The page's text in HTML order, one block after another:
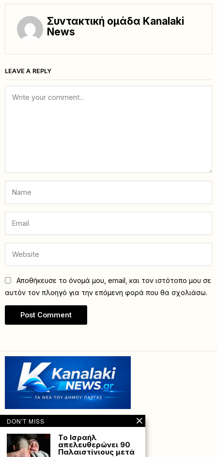
Συντακτική ομάδα Kanalaki
News
LEAVE A REPLY
Αποθήκευσε το όνομά μου, email, και τον ιστότοπο μου σε
αυτόν τον πλοηγό για την επόμενη φορά που θα σχολιάσω.
DON'T MISS
Το Ισραήλ
απελευθερώνει 90
Παλαιστίνιους μετά